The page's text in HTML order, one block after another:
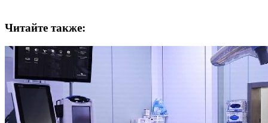
Читайте также: